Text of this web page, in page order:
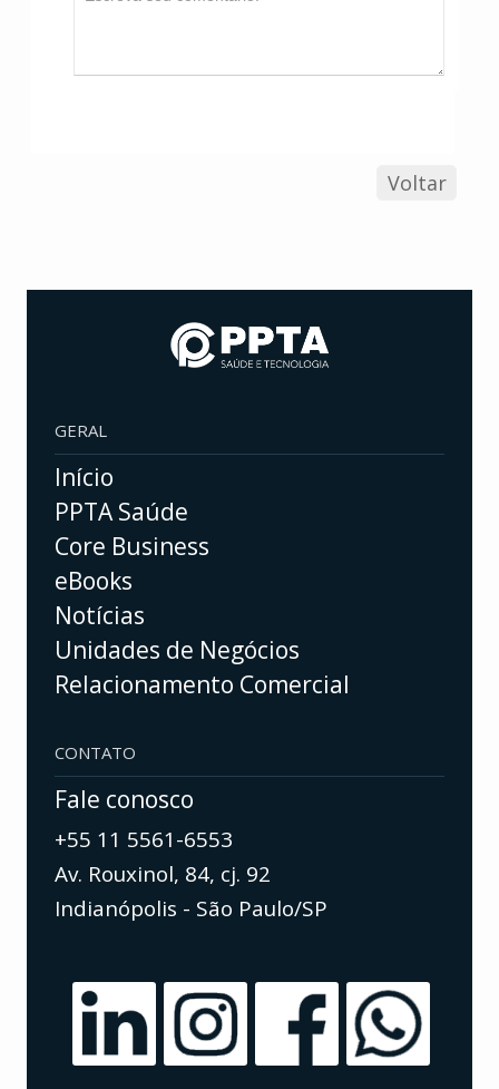
Voltar
GERAL
Início
PPTA Saúde
Core Business
eBooks
Notícias
Unidades de Negócios
Relacionamento Comercial
CONTATO
Fale conosco
+55 11 5561-6553
Av. Rouxinol, 84, cj. 92
Indianópolis - São Paulo/SP